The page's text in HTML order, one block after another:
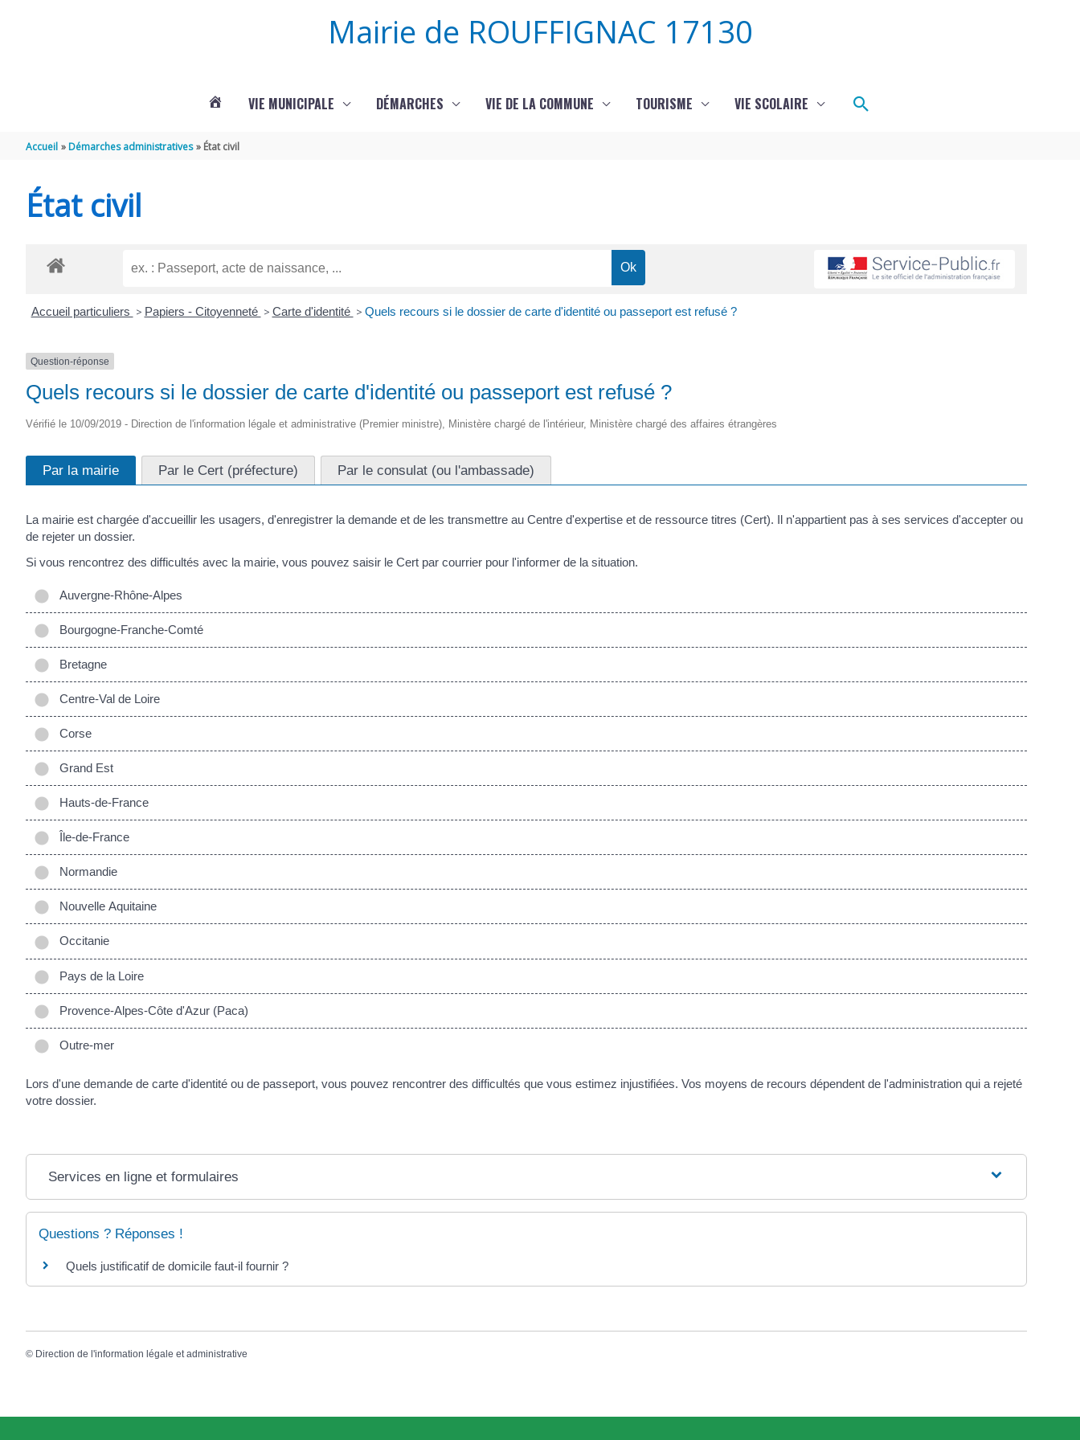
Mairie de ROUFFIGNAC 17130
VIE MUNICIPALE DÉMARCHES VIE DE LA COMMUNE TOURISME VIE SCOLAIRE Rechercher
Accueil Démarches administratives État civil
État civil
Accueil particuliers > Papiers - Citoyenneté > Carte d'identité > Quels recours si le dossier de carte d'identité ou passeport est refusé ?
Question-réponse
Quels recours si le dossier de carte d'identité ou passeport est refusé ?
Vérifié le 10/09/2019 - Direction de l'information légale et administrative (Premier ministre), Ministère chargé de l'intérieur, Ministère chargé des affaires étrangères
Par la mairie Par le Cert (préfecture) Par le consulat (ou l'ambassade)
La mairie est chargée d'accueillir les usagers, d'enregistrer la demande et de les transmettre au Centre d'expertise et de ressource titres (Cert). Il n'appartient pas à ses services d'accepter ou
de rejeter un dossier.
Si vous rencontrez des difficultés avec la mairie, vous pouvez saisir le Cert par courrier pour l'informer de la situation.
Auvergne-Rhône-Alpes
Bourgogne-Franche-Comté
Bretagne
Centre-Val de Loire
Corse
Grand Est
Hauts-de-France
Île-de-France
Normandie
Nouvelle Aquitaine
Occitanie
Pays de la Loire
Provence-Alpes-Côte d'Azur (Paca)
Outre-mer
Lors d'une demande de carte d'identité ou de passeport, vous pouvez rencontrer des difficultés que vous estimez injustifiées. Vos moyens de recours dépendent de l'administration qui a rejeté
votre dossier.
Services en ligne et formulaires
Questions ? Réponses !
Quels justificatif de domicile faut-il fournir ?
© Direction de l'information légale et administrative